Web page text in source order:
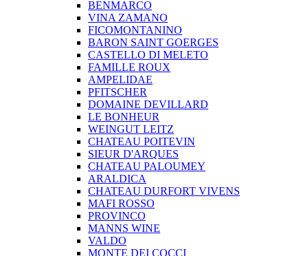
BENMARCO
VINA ZAMANO
FICOMONTANINO
BARON SAINT GOERGES
CASTELLO DI MELETO
FAMILLE ROUX
AMPELIDAE
PFITSCHER
DOMAINE DEVILLARD
LE BONHEUR
WEINGUT LEITZ
CHATEAU POITEVIN
SIEUR D'ARQUES
CHATEAU PALOUMEY
ARALDICA
CHATEAU DURFORT VIVENS
MAFI ROSSO
PROVINCO
MANNS WINE
VALDO
MONTE DEI COCCI